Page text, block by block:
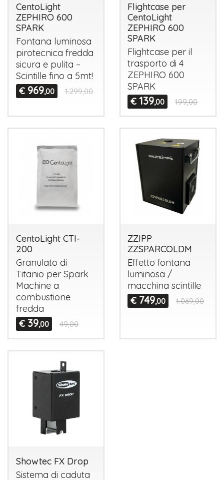
CentoLight
ZEPHIRO 600
SPARK
Fontana luminosa
pirotecnica fredda
sicura e pulita –
Scintille fino a 5mt!
€ 969,00 1.299,00
Flightcase per
CentoLight
ZEPHIRO 600
SPARK
Flightcase per il
trasporto di 4
ZEPHIRO 600
SPARK
€ 139,00 199,00
CentoLight CTI-
200
Granulato di
Titanio per Spark
Machine a
combustione
fredda
€ 39,00 49,00
ZZIPP
ZZSPARCOLDM
Effetto fontana
luminosa /
macchina scintille
€ 749,00 1.069,00
Showtec FX Drop
Sistema di caduta